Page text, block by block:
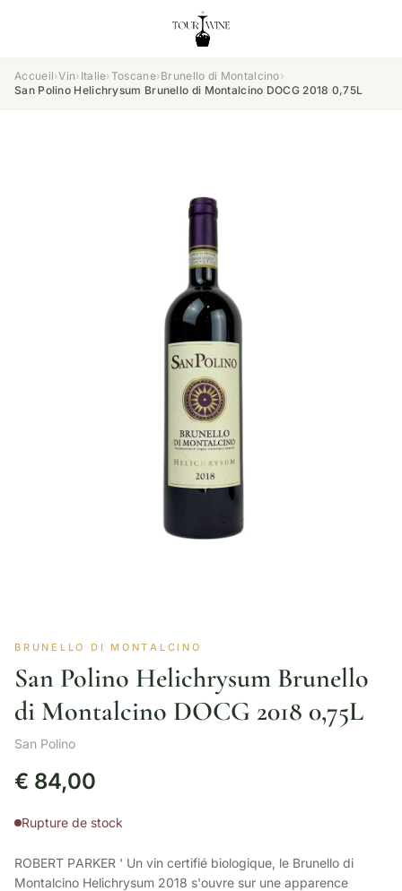
Accueil›Vin› Italie›Toscane›Brunello di Montalcino›
San Polino Helichrysum Brunello di Montalcino DOCG 2018 0,75L
BRUNELLO DI MONTALCINO
San Polino Helichrysum Brunello
di Montalcino DOCG 2018 0,75L
San Polino
€ 84,00
Rupture de stock
ROBERT PARKER ' Un vin certifié biologique, le Brunello di
Montalcino Helichrysum 2018 s'ouvre sur une apparence